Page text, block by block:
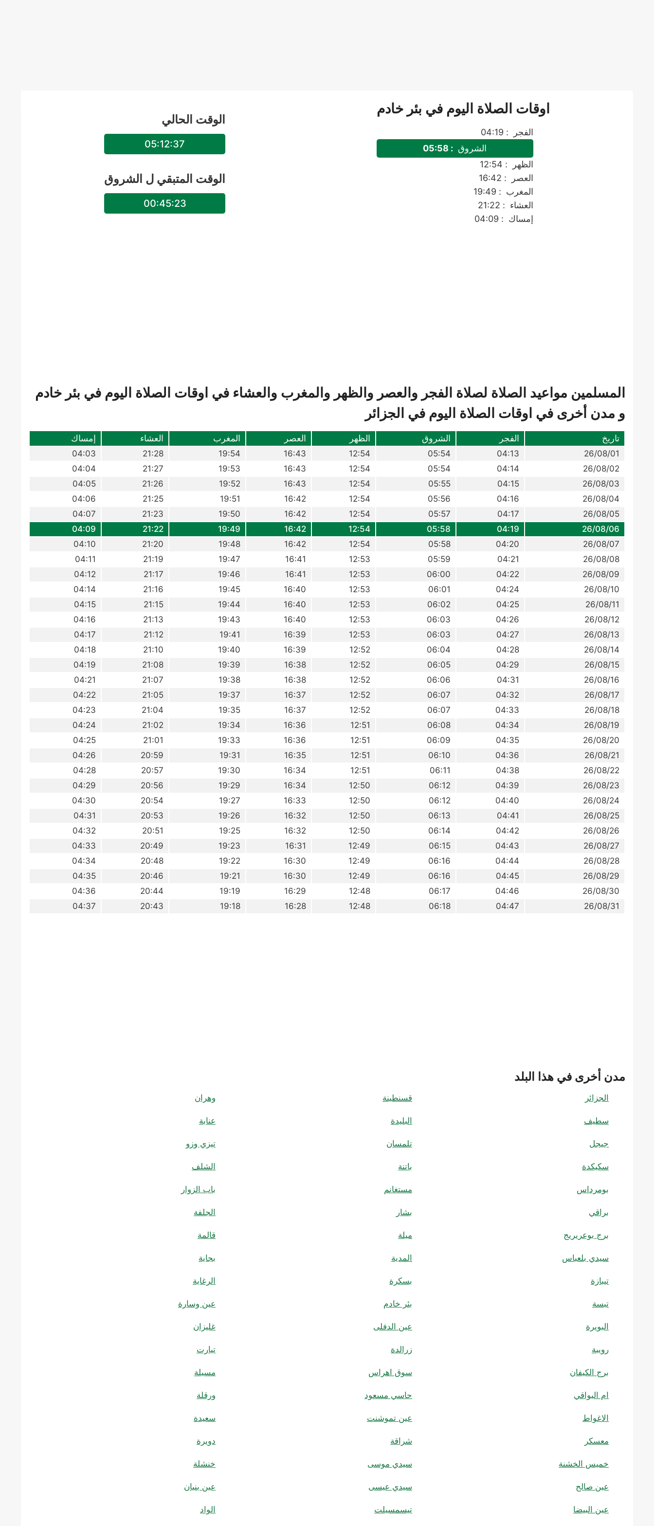
اوقات الصلاة اليوم في بئر خادم
الفجر
: 04:19
الشروق : 05:58
الظهر
: 12:54
العصر
: 16:42
المغرب : 19:49
العشاء : 21:22
إمساك : 04:09
الوقت الحالي
05:12:38
الوقت المتبقي ل الشروق
00:45:22
المسلمين مواعيد الصلاة لصلاة الفجر والعصر والظهر والمغرب والعشاء في اوقات الصلاة اليوم في بئر خادم
و مدن أخرى في اوقات الصلاة اليوم في الجزائر
تاريخ الفجر الشروق الظهر العصر المغرب العشاء إمساك
26/08/01
04:13
05:54
12:54
16:43
19:54
21:28
04:03
26/08/02
04:14
05:54
12:54
16:43
19:53
21:27
04:04
26/08/03
04:15
05:55
12:54
16:43
19:52
21:26
04:05
26/08/04
04:16
05:56
12:54
16:42
19:51
21:25
04:06
26/08/05
04:17
05:57
12:54
16:42
19:50
21:23
04:07
26/08/06
04:19
05:58
12:54
16:42
19:49
21:22
04:09
26/08/07
04:20
05:58
12:54
16:42
19:48
21:20
04:10
26/08/08
04:21
05:59
12:53
16:41
19:47
21:19
04:11
26/08/09
04:22
06:00
12:53
16:41
19:46
21:17
04:12
26/08/10
04:24
06:01
12:53
16:40
19:45
21:16
04:14
26/08/11
04:25
06:02
12:53
16:40
19:44
21:15
04:15
26/08/12
04:26
06:03
12:53
16:40
19:43
21:13
04:16
26/08/13
04:27
06:03
12:53
16:39
19:41
21:12
04:17
26/08/14
04:28
06:04
12:52
16:39
19:40
21:10
04:18
26/08/15
04:29
06:05
12:52
16:38
19:39
21:08
04:19
26/08/16
04:31
06:06
12:52
16:38
19:38
21:07
04:21
26/08/17
04:32
06:07
12:52
16:37
19:37
21:05
04:22
26/08/18
04:33
06:07
12:52
16:37
19:35
21:04
04:23
26/08/19
04:34
06:08
12:51
16:36
19:34
21:02
04:24
26/08/20
04:35
06:09
12:51
16:36
19:33
21:01
04:25
26/08/21
04:36
06:10
12:51
16:35
19:31
20:59
04:26
26/08/22
04:38
06:11
12:51
16:34
19:30
20:57
04:28
26/08/23
04:39
06:12
12:50
16:34
19:29
20:56
04:29
26/08/24
04:40
06:12
12:50
16:33
19:27
20:54
04:30
26/08/25
04:41
06:13
12:50
16:32
19:26
20:53
04:31
26/08/26
04:42
06:14
12:50
16:32
19:25
20:51
04:32
26/08/27
04:43
06:15
12:49
16:31
19:23
20:49
04:33
26/08/28
04:44
06:16
12:49
16:30
19:22
20:48
04:34
26/08/29
04:45
06:16
12:49
16:30
19:21
20:46
04:35
26/08/30
04:46
06:17
12:48
16:29
19:19
20:44
04:36
26/08/31
04:47
06:18
12:48
16:28
19:18
20:43
04:37
مدن أخرى في هذا البلد
الجزائر قسنطينة وهران
سطيف البليدة عنابة
جيجل تلمسان تيزي وزو
سكيكدة باتنة الشلف
بومرداس مستغانم باب الزوار
براقي بشار الجلفة
برج بوعريريج ميلة قالمة
سيدي بلعباس المدية بجاية
تيبازة بسكرة الرغاية
تبسة بئر خادم عين وسارة
البويرة عين الدفلى غليزان
رويبة زرالدة تيارت
برج الكيفان سوق اهراس مسيلة
ام البواقي حاسي مسعود ورقلة
الاغواط عين تموشنت سعيدة
معسكر شراقة دويرة
خميس الخشنة سيدي موسى خنشلة
عين صالح سيدي عيسى عين بنيان
عين البيضا تيسمسيلت الواد